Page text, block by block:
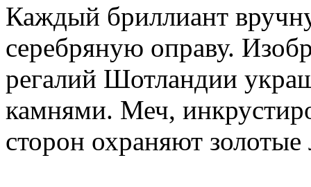
Каждый бриллиант
серебряную оправу.
регалий Шотландии
камнями. Меч,
сторон охраняют золотые